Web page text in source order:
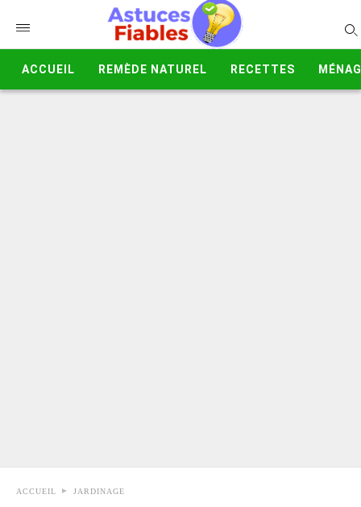
ACCUEIL REMÈDE NATUREL RECETTES
ACCUEIL JARDINAGE